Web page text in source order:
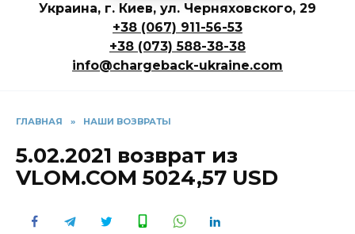
Украина, г. Киев, ул. Черняховского, 29
+38 (067) 911-56-53
+38 (073) 588-38-38
info@chargeback-ukraine.com
ГЛАВНАЯ » НАШИ ВОЗВРАТЫ
5.02.2021 возврат из
VLOM.COM 5024,57 USD